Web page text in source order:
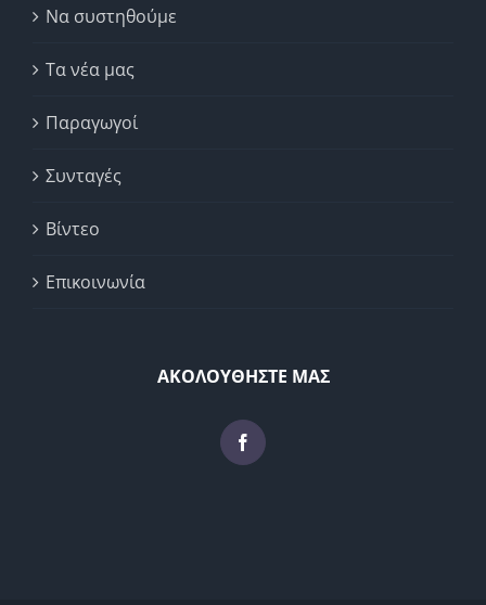
Να συστηθούμε
Τα νέα μας
Παραγωγοί
Συνταγές
Βίντεο
Επικοινωνία
ΑΚΟΛΟΥΘΗΣΤΕ ΜΑΣ